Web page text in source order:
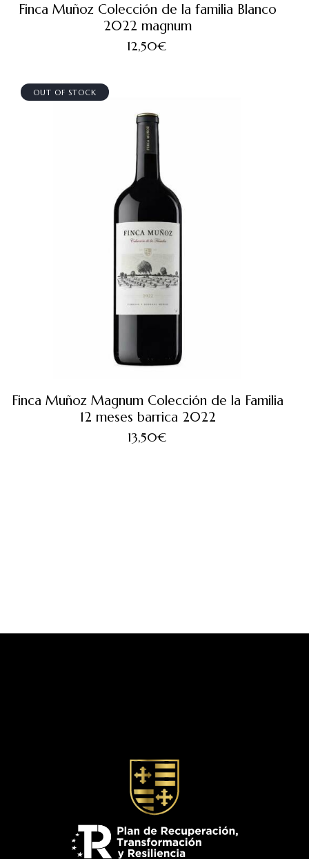
Finca Muñoz Colección de la familia Blanco
2022 magnum
12,50€
OUT OF STOCK
Finca Muñoz Magnum Colección de la Familia
12 meses barrica 2022
13,50€